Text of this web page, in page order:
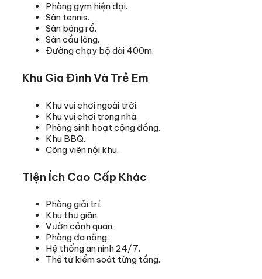
Phòng gym hiện đại.
Sân tennis.
Sân bóng rổ.
Sân cầu lông.
Đường chạy bộ dài 400m.
Khu Gia Đình Và Trẻ Em
Khu vui chơi ngoài trời.
Khu vui chơi trong nhà.
Phòng sinh hoạt cộng đồng.
Khu BBQ.
Công viên nội khu.
Tiện Ích Cao Cấp Khác
Phòng giải trí.
Khu thư giãn.
Vườn cảnh quan.
Phòng đa năng.
Hệ thống an ninh 24/7.
Thẻ từ kiểm soát từng tầng.